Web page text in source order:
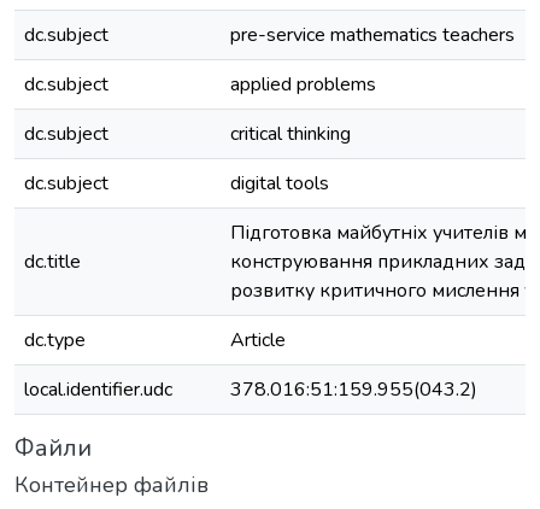
dc.subject
pre-service mathematics teachers
dc.subject
applied problems
dc.subject
critical thinking
dc.subject
digital tools
dc.title
Підготовка майбутніх учителів
конструювання прикладних
розвитку критичного мислення
dc.type
Article
local.identifier.udc
378.016:51:159.955(043.2)
Файли
Контейнер файлів